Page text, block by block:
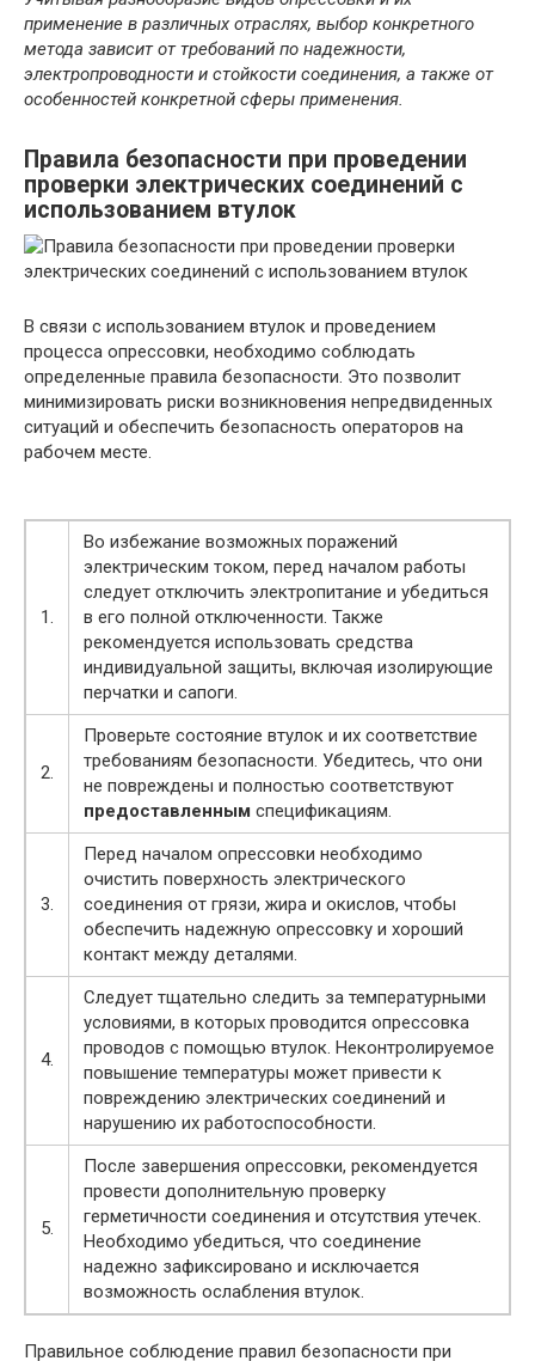
применение в различных отраслях, выбор конкретного
метода зависит от требований по надежности,
электропроводности и стойкости соединения, а также от
особенностей конкретной сферы применения.
Правила безопасности при проведении
проверки электрических соединений с
использованием втулок
В связи с использованием втулок и проведением
процесса опрессовки, необходимо соблюдать
определенные правила безопасности. Это позволит
минимизировать риски возникновения непредвиденных
ситуаций и обеспечить безопасность операторов на
рабочем месте.
1.
Во избежание возможных поражений
электрическим током, перед началом работы
следует отключить электропитание и убедиться
в его полной отключенности. Также
рекомендуется использовать средства
индивидуальной защиты, включая изолирующие
перчатки и сапоги.
2.
Проверьте состояние втулок и их соответствие
требованиям безопасности. Убедитесь, что они
не повреждены и полностью соответствуют
предоставленным спецификациям.
3.
Перед началом опрессовки необходимо
очистить поверхность электрического
соединения от грязи, жира и окислов, чтобы
обеспечить надежную опрессовку и хороший
контакт между деталями.
4.
Следует тщательно следить за температурными
условиями, в которых проводится опрессовка
проводов с помощью втулок. Неконтролируемое
повышение температуры может привести к
повреждению электрических соединений и
нарушению их работоспособности.
5.
После завершения опрессовки, рекомендуется
провести дополнительную проверку
герметичности соединения и отсутствия утечек.
Необходимо убедиться, что соединение
надежно зафиксировано и исключается
возможность ослабления втулок.
Правильное соблюдение правил безопасности при